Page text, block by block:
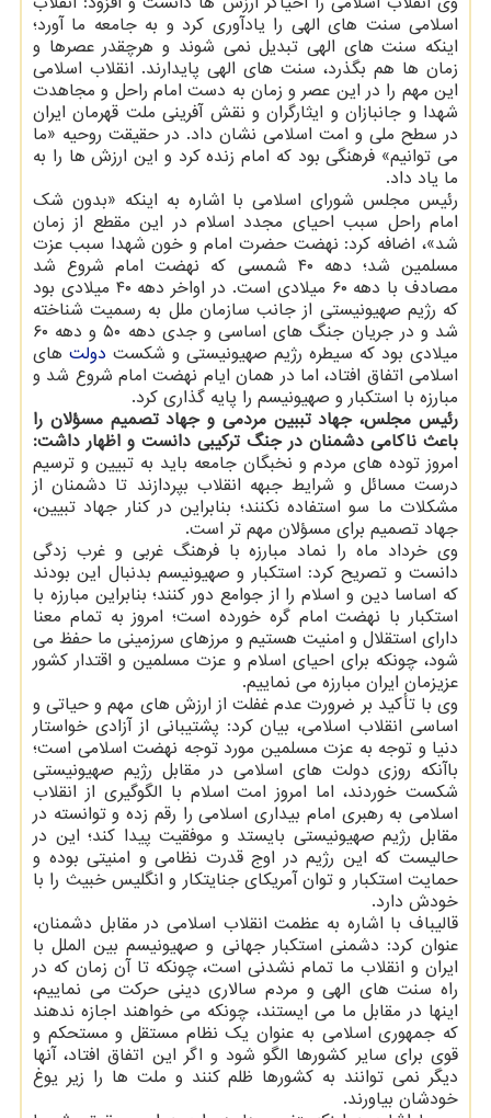
اسلامی سنت های الهی را یادآوری کرد و به جامعه ما آورد؛
اینکه سنت های الهی تبدیل نمی شوند و هرچقدر عصرها و
زمان ها هم بگذرد، سنت های الهی پایدارند. انقلاب اسلامی
این مهم را در این عصر و زمان به دست امام راحل و مجاهدت
شهدا و جانبازان و ایثارگران و نقش آفرینی ملت قهرمان ایران
در سطح ملی و امت اسلامی نشان داد. در حقیقت روحیه «ما
می توانیم» فرهنگی بود که امام زنده کرد و این ارزش ها را به
ما یاد داد.
رئیس مجلس شورای اسلامی با اشاره به اینکه «بدون شک
امام راحل سبب احیای مجدد اسلام در این مقطع از زمان
شد»، اضافه کرد: نهضت حضرت امام و خون شهدا سبب عزت
مسلمین شد؛ دهه ۴۰ شمسی که نهضت امام شروع شد
مصادف با دهه ۶۰ میلادی است. در اواخر دهه ۴۰ میلادی بود
که رژیم صهیونیستی از جانب سازمان ملل به رسمیت شناخته
شد و در جریان جنگ های اساسی و جدی دهه ۵۰ و دهه ۶۰
میلادی بود که سیطره رژیم صهیونیستی و شکست دولت های
اسلامی اتفاق افتاد، اما در همان ایام نهضت امام شروع شد و
مبارزه با استکبار و صهیونیسم را پایه گذاری کرد.
رئیس مجلس، جهاد تببین مردمی و جهاد تصمیم مسؤلان را
باعث ناکامی دشمنان در جنگ ترکیبی دانست و اظهار داشت:
امروز توده های مردم و نخبگان جامعه باید به تبیین و ترسیم
درست مسائل و شرایط جبهه انقلاب بپردازند تا دشمنان از
مشکلات ما سو استفاده نکنند؛ بنابراین در کنار جهاد تبیین،
جهاد تصمیم برای مسؤلان مهم تر است.
وی خرداد ماه را نماد مبارزه با فرهنگ غربی و غرب زدگی
دانست و تصریح کرد: استکبار و صهیونیسم بدنبال این بودند
که اساسا دین و اسلام را از جوامع دور کنند؛ بنابراین مبارزه با
استکبار با نهضت امام گره خورده است؛ امروز به تمام معنا
دارای استقلال و امنیت هستیم و مرزهای سرزمینی ما حفظ می
شود، چونکه برای احیای اسلام و عزت مسلمین و اقتدار کشور
عزیزمان ایران مبارزه می نماییم.
وی با تأکید بر ضرورت عدم غفلت از ارزش های مهم و حیاتی و
اساسی انقلاب اسلامی، بیان کرد: پشتیبانی از آزادی خواستار
دنیا و توجه به عزت مسلمین مورد توجه نهضت اسلامی است؛
باآنکه روزی دولت های اسلامی در مقابل رژیم صهیونیستی
شکست خوردند، اما امروز امت اسلام با الگوگیری از انقلاب
اسلامی به رهبری امام بیداری اسلامی را رقم زده و توانسته در
مقابل رژیم صهیونیستی بایستد و موفقیت پیدا کند؛ این در
حالیست که این رژیم در اوج قدرت نظامی و امنیتی بوده و
حمایت استکبار و توان آمریکای جنایتکار و انگلیس خبیث را با
خودش دارد.
قالیباف با اشاره به عظمت انقلاب اسلامی در مقابل دشمنان،
عنوان کرد: دشمنی استکبار جهانی و صهیونیسم بین الملل با
ایران و انقلاب ما تمام نشدنی است، چونکه تا آن زمان که در
راه سنت های الهی و مردم سالاری دینی حرکت می نماییم،
اینها در مقابل ما می ایستند، چونکه می خواهند اجازه ندهند
که جمهوری اسلامی به عنوان یک نظام مستقل و مستحکم و
قوی برای سایر کشورها الگو شود و اگر این اتفاق افتاد، آنها
دیگر نمی توانند به کشورها ظلم کنند و ملت ها را زیر یوغ
خودشان بیاورند.